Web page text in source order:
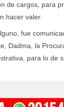
de cargos, para
hacer valer.
fue
Dadma, la
para lo de